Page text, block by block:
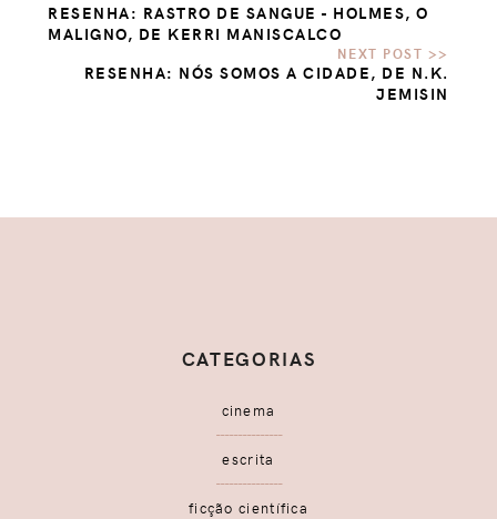
RESENHA: RASTRO DE SANGUE - HOLMES, O
MALIGNO, DE KERRI MANISCALCO
RESENHA: NÓS SOMOS A CIDADE, DE N.K.
JEMISIN
CATEGORIAS
cinema
escrita
ficção científica